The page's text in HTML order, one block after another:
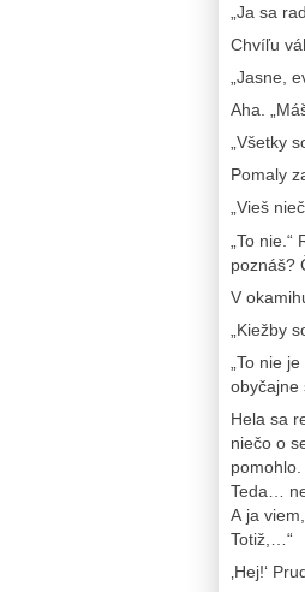
„Ja sa
Chvíľu
„Jasne,
Aha.
„Všetky
Pomaly
„Vieš
„To
poznáš?
V
„Kiežby
„To nie
obyčajne
Hela sa
niečo o
Teda…
A ja
Totiž,…“
‚Hej!‘